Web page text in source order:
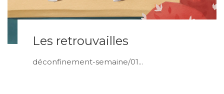
Les retrouvailles
déconfinement-semaine/01...